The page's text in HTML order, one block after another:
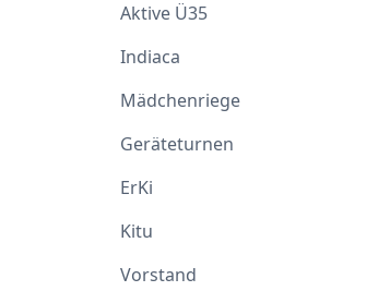
Aktive Ü35
Indiaca
Mädchenriege
Geräteturnen
ErKi
Kitu
Vorstand